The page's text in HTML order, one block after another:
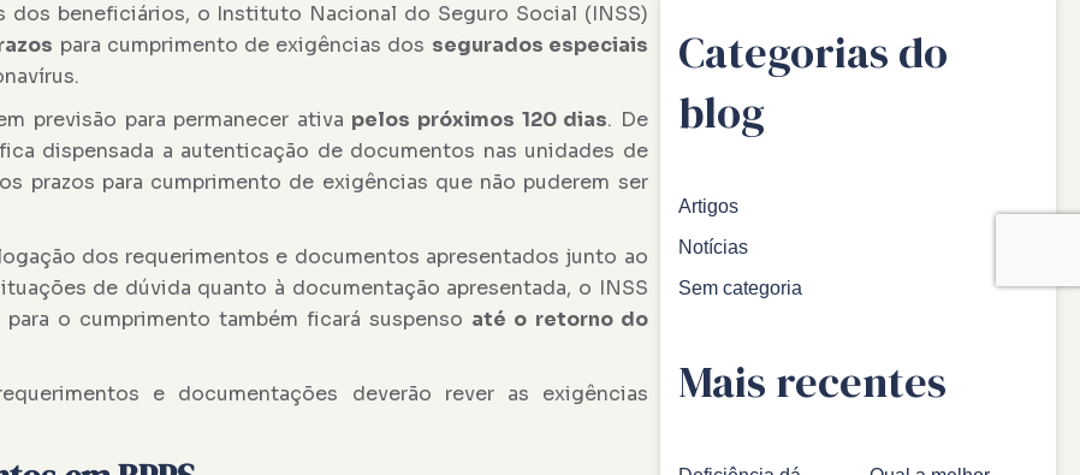
dos beneficiários, o Instituto Nacional do Seguro Social (INSS)
para cumprimento de exigências dos segurados especiais
previsão para permanecer ativa pelos próximos 120 dias. De
dispensada a autenticação de documentos nas unidades de
prazos para cumprimento de exigências que não puderem ser
dos requerimentos e documentos apresentados junto ao
de dúvida quanto à documentação apresentada, o INSS
o cumprimento também ficará suspenso até o retorno do
e documentações deverão rever as exigências
Categorias do
blog
Artigos
Notícias
Sem categoria
Mais recentes